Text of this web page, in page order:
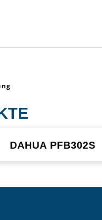
DAHUA PFB302S